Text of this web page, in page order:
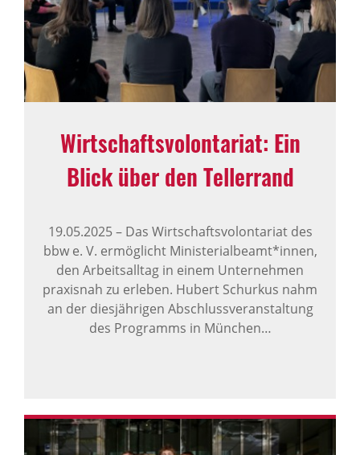
Wirt­schafts­vo­lon­ta­riat: Ein
Blick über den Teller­rand
19.05.2025–Das Wirtschaftsvolontariat des
bbw e. V. ermöglicht Ministerialbeamt*innen,
den Arbeitsalltag in einem Unternehmen
praxisnah zu erleben. Hubert Schurkus nahm
an der diesjährigen Abschlussveranstaltung
des Programms in München…